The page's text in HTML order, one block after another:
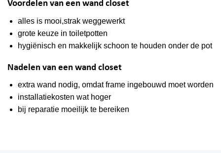
Voordelen van een wand closet
alles is mooi,strak weggewerkt
grote keuze in toiletpotten
hygiënisch en makkelijk schoon te houden onder de pot
Nadelen van een wand closet
extra wand nodig, omdat frame ingebouwd moet worden
installatiekosten wat hoger
bij reparatie moeilijk te bereiken